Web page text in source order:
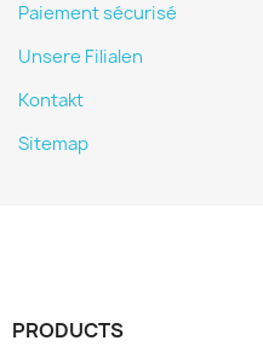
Paiement sécurisé
Unsere Filialen
Kontakt
Sitemap
PRODUCTS